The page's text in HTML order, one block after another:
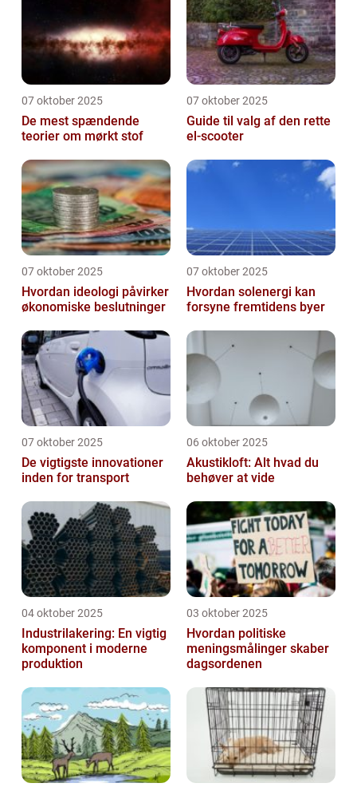
07 oktober 2025
De mest spændende
teorier om mørkt stof
07 oktober 2025
Guide til valg af den rette
el-scooter
07 oktober 2025
Hvordan ideologi påvirker
økonomiske beslutninger
07 oktober 2025
Hvordan solenergi kan
forsyne fremtidens byer
07 oktober 2025
De vigtigste innovationer
inden for transport
06 oktober 2025
Akustikloft: Alt hvad du
behøver at vide
04 oktober 2025
Industrilakering: En vigtig
komponent i moderne
produktion
03 oktober 2025
Hvordan politiske
meningsmålinger skaber
dagsordenen